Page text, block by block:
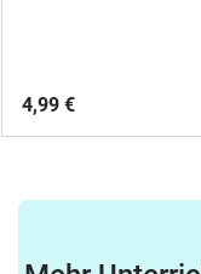
4,99 €